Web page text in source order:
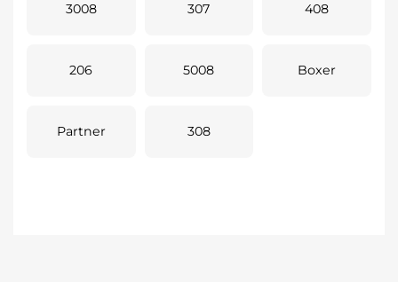
3008 307 408
206 5008 Boxer
Partner 308